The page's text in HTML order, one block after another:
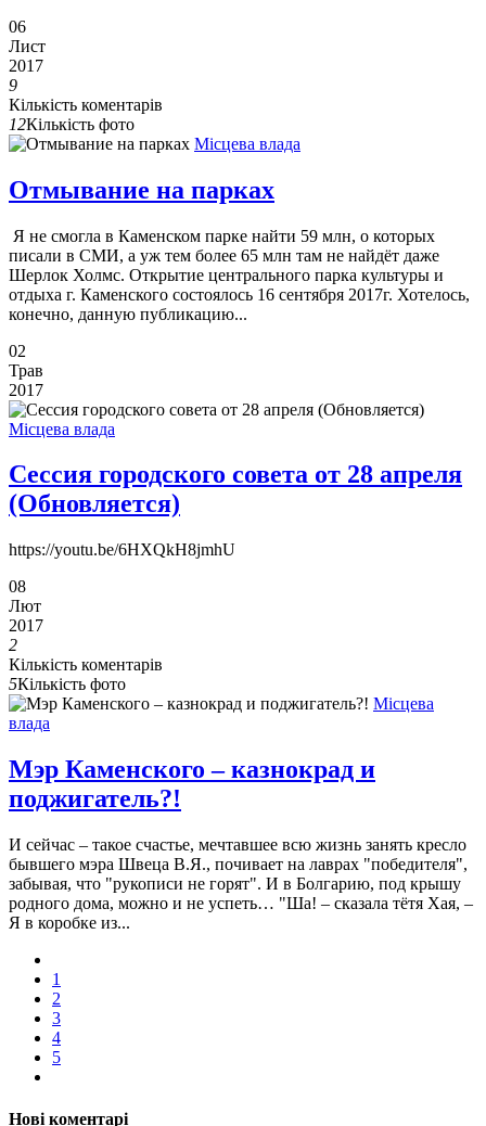
06
Лист
2017
9
Кількість коментарів
12Кількість фото
Місцева влада
Отмывание на парках
Я не смогла в Каменском парке найти 59 млн, о которых
писали в СМИ, а уж тем более 65 млн там не найдёт даже
Шерлок Холмс. Открытие центрального парка культуры и
отдыха г. Каменского состоялось 16 сентября 2017г. Хотелось,
конечно, данную публикацию...
02
Трав
2017
Місцева влада
Сессия городского совета от 28 апреля
(Обновляется)
https://youtu.be/6HXQkH8jmhU
08
Лют
2017
2
Кількість коментарів
5Кількість фото
Місцева
влада
Мэр Каменского – казнокрад и
поджигатель?!
И сейчас – такое счастье, мечтавшее всю жизнь занять кресло
бывшего мэра Швеца В.Я., почивает на лаврах "победителя",
забывая, что "рукописи не горят". И в Болгарию, под крышу
родного дома, можно и не успеть… "Ша! – сказала тётя Хая, –
Я в коробке из...
1
2
3
4
5
Нові коментарі